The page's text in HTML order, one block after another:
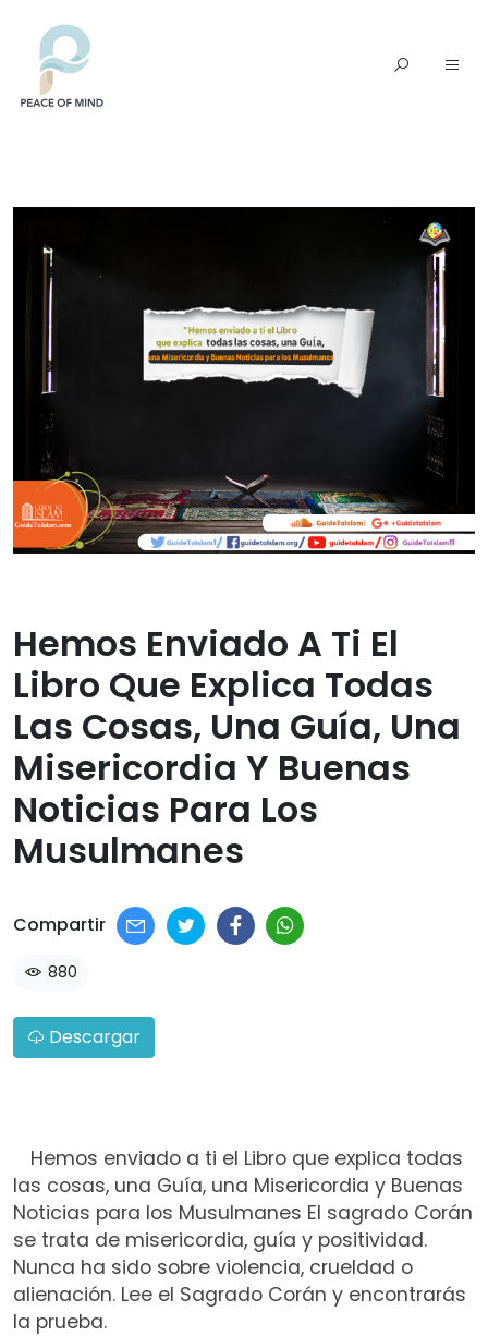
Hemos Enviado A Ti El
Libro Que Explica Todas
Las Cosas, Una Guía, Una
Misericordia Y Buenas
Noticias Para Los
Musulmanes​
Compartir
880
Descargar
Hemos enviado a ti el Libro que explica todas
las cosas, una Guía, una Misericordia y Buenas
Noticias para los Musulmanes El sagrado Corán
se trata de misericordia, guía y positividad.
Nunca ha sido sobre violencia, crueldad o
alienación. Lee el Sagrado Corán y encontrarás
la prueba.